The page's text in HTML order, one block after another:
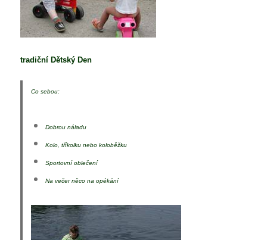
tradiční Dětský Den
Co sebou:
Dobrou náladu
Kolo, tříkolku nebo koloběžku
Sportovní oblečení
Na večer něco na opékání